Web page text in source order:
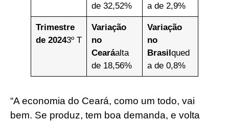
de 32,52%
a de 2,9%
Trimestre
de 20243º T
Variação
no
Cearáalta
de 18,56%
Variação
no
Brasilqued
a de 0,8%
“A economia do Ceará, como um todo, vai
bem. Se produz, tem boa demanda, e volta